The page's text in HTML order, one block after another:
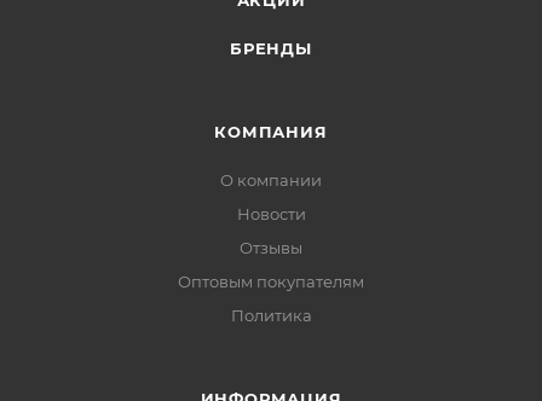
БРЕНДЫ
КОМПАНИЯ
О компании
Новости
Отзывы
Оптовым покупателям
Политика